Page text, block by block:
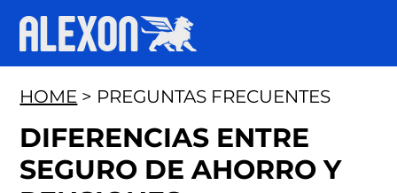
HOME > PREGUNTAS FRECUENTES
DIFERENCIAS ENTRE
SEGURO DE AHORRO Y